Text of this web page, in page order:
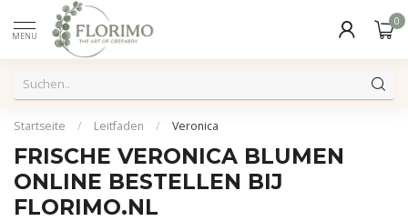
MENU
0
Startseite / Leitfaden / Veronica
FRISCHE VERONICA BLUMEN
ONLINE BESTELLEN BIJ
FLORIMO.NL